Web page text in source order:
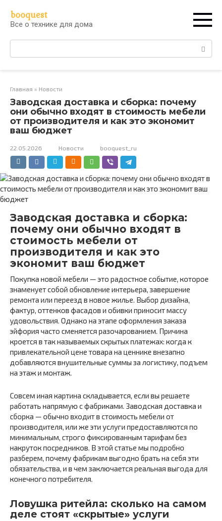
контенту
booquest
Все о технике для дома
Поиск:
Главная » Новости
Заводская доставка и сборка: почему
они обычно входят в стоимость мебели
от производителя и как это экономит
ваш бюджет
22.05.2026 Новости booquest_ru
Заводская доставка и сборка:
почему они обычно входят в
стоимость мебели от
производителя и как это
экономит ваш бюджет
Покупка новой мебели — это радостное событие, которое
знаменует собой обновление интерьера, завершение
ремонта или переезд в новое жилье. Выбор дизайна,
фактур, оттенков фасадов и обивки приносит массу
удовольствия. Однако на этапе оформления заказа
эйфория часто сменяется разочарованием. Причина
кроется в так называемых скрытых платежах: когда к
привлекательной цене товара на ценнике внезапно
добавляются внушительные суммы за логистику, подъем
на этаж и монтаж.
Совсем иная картина складывается, если вы решаете
работать напрямую с фабриками. Заводская доставка и
сборка — обычно входит в стоимость мебели от
производителя, или же эти услуги предоставляются по
минимальным, строго фиксированным тарифам без
накруток посредников. В этой статье мы подробно
разберем, почему фабрикам выгодно брать на себя эти
обязательства, и в чем заключается реальная выгода для
конечного потребителя.
Ловушка ритейла: сколько на самом
деле стоят «скрытые» услуги